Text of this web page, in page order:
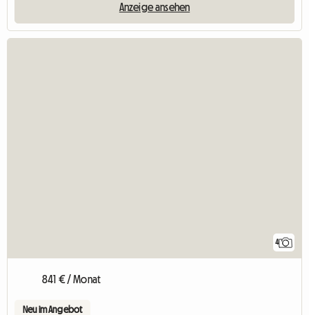
Anzeige ansehen
4
841 € / Monat
Neu im Angebot